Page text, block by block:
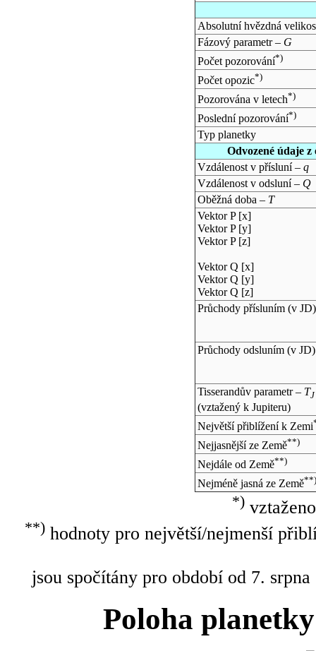
Absolutní hvězdná
Fázový parametr – G
Počet pozorování*)
Počet opozic*)
Pozorována v letech*)
Poslední pozorování*)
Typ planetky
Odvozené údaje
Vzdálenost v přísluní – q
Vzdálenost v odsluní – Q
Oběžná doba – T
Vektor P [x]
Vektor P [y]
Vektor P [z]
Vektor Q [x]
Vektor Q [y]
Vektor Q [z]
Průchody přísluním (v JD)
Průchody odsluním (v JD)
Tisserandův parametr – TJ
(vztažený k Jupiteru)
Největší přiblížení k Zemi
Nejjasnější ze Země**)
Nejdále od Země**)
Nejméně jasná ze Země**)
*)
**)hodnoty pro největší/nejmenší
jsou spočítány pro období od 7.
Poloha